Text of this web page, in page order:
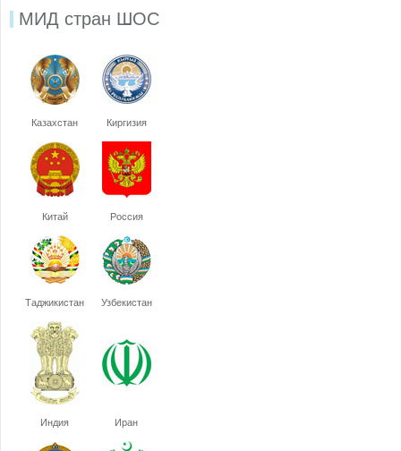
МИД стран ШОС
Казахстан Киргизия
Китай Россия
Таджикистан Узбекистан
Индия Иран